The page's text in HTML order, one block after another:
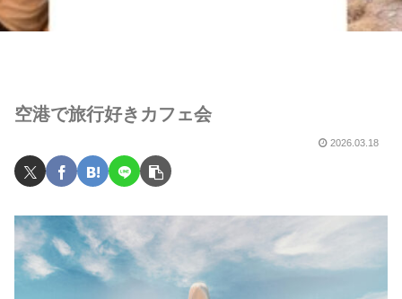
空港で旅行好きカフェ会
2026.03.18